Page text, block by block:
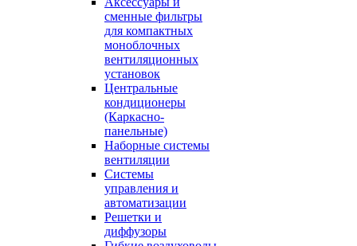
сменные фильтры
для компактных
моноблочных
вентиляционных
установок
Центральные
кондиционеры
(Каркасно-
панельные)
Наборные системы
вентиляции
Системы
управления и
автоматизации
Решетки и
диффузоры